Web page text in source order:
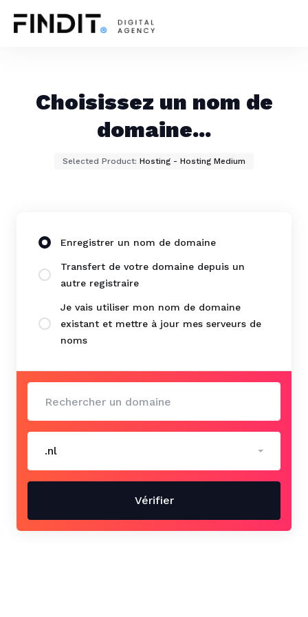
Choisissez un nom de
domaine...
Selected Product: Hosting - Hosting Medium
Enregistrer un nom de domaine
Transfert de votre domaine depuis un
autre registraire
Je vais utiliser mon nom de domaine
existant et mettre à jour mes serveurs de
noms
.nl
Vérifier